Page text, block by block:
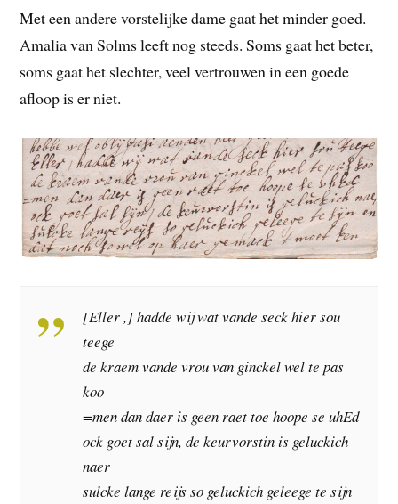
Met een andere vorstelijke dame gaat het minder goed.
Amalia van Solms leeft nog steeds. Soms gaat het beter,
soms gaat het slechter, veel vertrouwen in een goede
afloop is er niet.
[Eller ,] hadde wij wat vande seck hier sou
teege
de kraem vande vrou van ginckel wel te pas
koo
=men dan daer is geen raet toe hoope se uhEd
ock goet sal sijn, de keurvorstin is geluckich
naer
sulcke lange reijs so geluckich geleege te sijn